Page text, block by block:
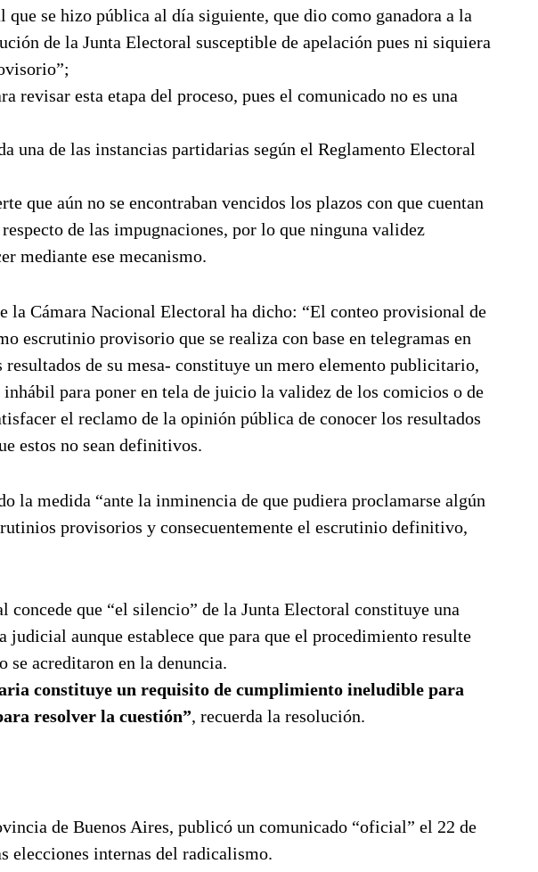
se hizo pública al día siguiente, que dio como ganadora a la
de la Junta Electoral susceptible de apelación pues ni siquiera
revisar esta etapa del proceso, pues el comunicado no es una
una de las instancias partidarias según el Reglamento Electoral
que aún no se encontraban vencidos los plazos con que cuentan
de las impugnaciones, por lo que ninguna validez
mediante ese mecanismo.
la Cámara Nacional Electoral ha dicho: “El conteo provisional de
escrutinio provisorio que se realiza con base en telegramas en
resultados de su mesa- constituye un mero elemento publicitario,
para poner en tela de juicio la validez de los comicios o de
el reclamo de la opinión pública de conocer los resultados
estos no sean definitivos.
la medida “ante la inminencia de que pudiera proclamarse algún
provisorios y consecuentemente el escrutinio definitivo,
que “el silencio” de la Junta Electoral constituye una
aunque establece que para que el procedimiento resulte
se acreditaron en la denuncia.
constituye un requisito de cumplimiento ineludible para
resolver la cuestión”, recuerda la resolución.
de Buenos Aires, publicó un comunicado “oficial” el 22 de
elecciones internas del radicalismo.